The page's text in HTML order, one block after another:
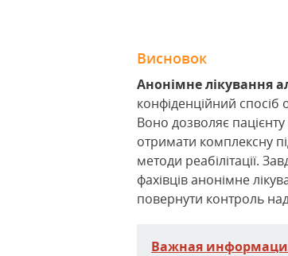
Висновок
Анонімне лікування
конфіденційний
Воно дозволяє
отримати комплексну
методи реабілітації.
фахівців анонімне
повернути контроль
Важная